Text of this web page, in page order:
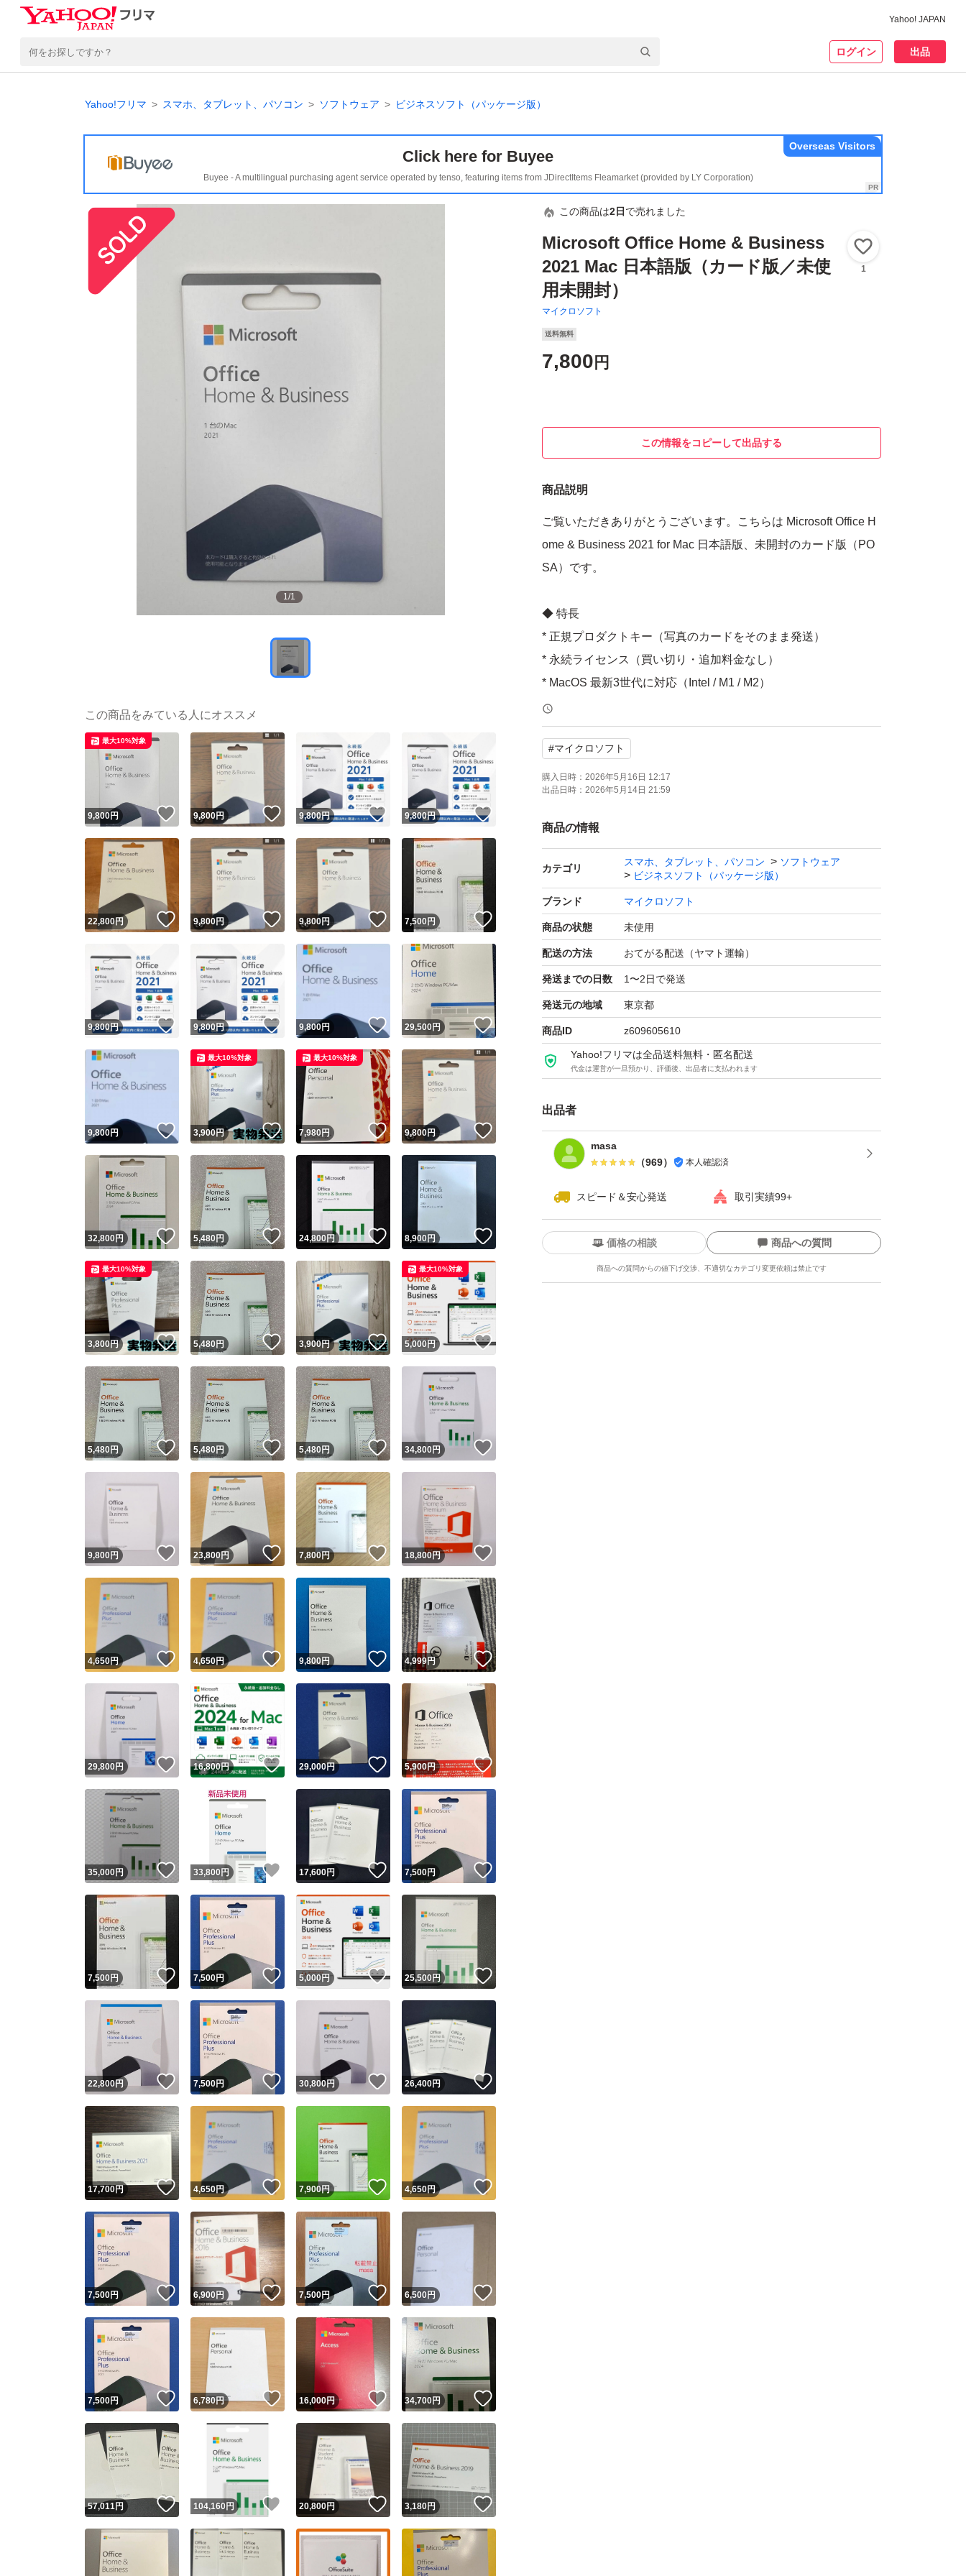
Yahoo! JAPAN
ログイン 出品
Yahoo!フリマ スマホ、タブレット、パソコン ソフトウェア ビジネスソフト（パッケージ版）
Click here for Buyee
Buyee - A multilingual purchasing agent service operated by tenso, featuring items from JDirectItems Fleamarket (provided by LY Corporation)
Overseas Visitors
1/1
この商品は2日 で売れました
Microsoft Office Home & Business
2021 Mac 日本語版（カード版／未使
用未開封）
マイクロソフト
1
送料無料
7,800 円
この情報をコピーして出品する
商品説明
ご覧いただきありがとうございます。こちらは Microsoft Office H
ome & Business 2021 for Mac 日本語版、未開封のカード版（PO
SA）です。
◆ 特長
* 正規プロダクトキー（写真のカードをそのまま発送）
* 永続ライセンス（買い切り・追加料金なし）
* MacOS 最新3世代に対応（Intel / M1 / M2）
* 公式サイトから簡単にインストールできます
* オンライン認証対応でご利用いただけます。
商品到着後5日以内にインストール・認証をお願いいたします。
ご利用予定のあるタイミングでご購入をお願いいたします。
◆ 発送とサポート
匿名配送・送料込みご入金確認後、速やかに発送いたします。
インストールや認証でお困りの際は、最後までサポートいたしま
すのでご安心ください。
お値下げはご遠慮ください。
#マイクロソフト
購入日時： 2026年5月16日 12:17
出品日時： 2026年5月14日 21:59
商品の情報
カテゴリ
スマホ、タブレット、パソコン
ソフトウェア
ビジネスソフト（パッケージ版）
ブランド マイクロソフト
商品の状態 未使用
配送の方法 おてがる配送（ヤマト運輸）
発送までの日数 1〜2日で発送
発送元の地域 東京都
商品ID z609605610
Yahoo!フリマは全品送料無料・匿名配送
代金は運営が一旦預かり、評価後、出品者に支払われます
出品者
masa
（969） 本人確認済
スピード＆安心発送 取引実績99+
ユーザーの実績について
Yahoo!フリマが定めた一定の基準を満たしたユーザーにバッジを付与しています
安心取引出品者
安心取引出品者 Yahoo!フリマの基準をクリアした安心・安全なユーザーです
取引実績
このユーザーはYahoo!フリマの取引を完了させた実績があります
他フリマ実績◯+ このユーザーは他フリマサービスでの取引実績があります
スピード&安心発送
※このバッジは実績に基づく表示であり、発送を保証しているものではありません
スピード＆安心発送
このユーザーは高頻度で24時間以内＆設定した発送日数内に発送してい
ます
スピード発送 このユーザーは高頻度で24時間以内に発送しています
安心発送 このユーザーは設定した発送日数内に発送しています
価格の相談 商品への質問
商品への質問からの値下げ交渉、不適切なカテゴリ変更依頼は禁止です
この商品の情報をコピーします
商品画像の無断転載は禁止されています
コピーは1商品につき1回
出品ページへ
キャンセル
この商品をみている人にオススメ
9,800円 いいね！
最大10%対象
9,800円 いいね！
9,800円 いいね！
9,800円
22,800円 いいね！
9,800円 いいね！
9,800円 いいね！
7,500円
9,800円 いいね！
9,800円 いいね！
9,800円 いいね！
29,500円 いいね！
9,800円 いいね！
3,900円 いいね！
最大10%対象
7,980円 いいね！
最大10%対象
9,800円
32,800円 いいね！
5,480円 いいね！
24,800円 いいね！
8,900円
3,800円 いいね！
最大10%対象
5,480円 いいね！
3,900円 いいね！
5,000円 いいね！
最大10%対象
5,480円 いいね！
5,480円 いいね！
5,480円 いいね！
34,800円
9,800円 いいね！
23,800円 いいね！
7,800円 いいね！
18,800円
4,650円 いいね！
4,650円 いいね！
9,800円 いいね！
4,999円 いいね！
29,800円 いいね！
16,800円 いいね！
29,000円 いいね！
5,900円
35,000円 いいね！
33,800 円 いいね！
17,600円 いいね！
7,500円
7,500円 いいね！
7,500円 いいね！
5,000円 いいね！
25,500円
22,800円 いいね！
7,500円 いいね！
30,800円 いいね！
26,400円
17,700円 いいね！
4,650円 いいね！
7,900円 いいね！
4,650円
7,500円 いいね！
6,900 円 いいね！
7,500円 いいね！
6,500円
7,500円 いいね！
6,780円 いいね！
16,000円 いいね！
34,700円
57,011円 いいね！
104,160円 いいね！
20,800円 いいね！
3,180円 いいね！